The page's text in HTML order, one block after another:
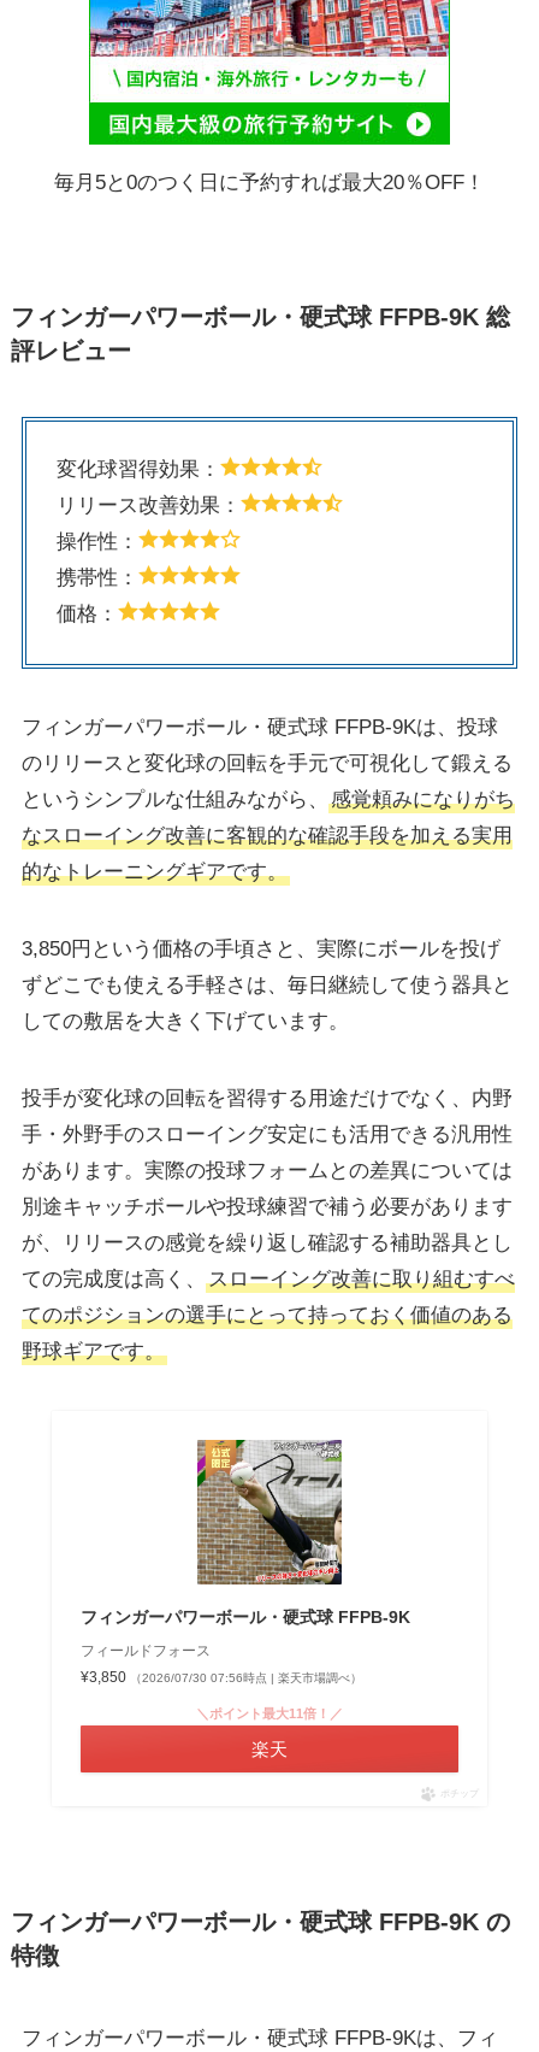
毎月5と0のつく日に予約すれば最大20％OFF！
フィンガーパワーボール・硬式球 FFPB-9K 総
評レビュー
変化球習得効果：
リリース改善効果：
操作性：
携帯性：
価格：
フィンガーパワーボール・硬式球 FFPB-9Kは、投球
のリリースと変化球の回転を手元で可視化して鍛える
というシンプルな仕組みながら、
感覚頼みになりがち
なスローイング改善に客観的な確認手段を加える実用
的なトレーニングギアです。
3,850円という価格の手頃さと、実際にボールを投げ
ずどこでも使える手軽さは、毎日継続して使う器具と
しての敷居を大きく下げています。
投手が変化球の回転を習得する用途だけでなく、内野
手・外野手のスローイング安定にも活用できる汎用性
があります。実際の投球フォームとの差異については
別途キャッチボールや投球練習で補う必要があります
が、リリースの感覚を繰り返し確認する補助器具とし
ての完成度は高く、
スローイング改善に取り組むすべ
てのポジションの選手にとって持っておく価値のある
野球ギアです。
フィンガーパワーボール・硬式球 FFPB-9K
フィールドフォース
¥3,850
（2026/07/30 07:56時点 | 楽天市場調べ）
＼ポイント最大11倍！／
楽天
ポチップ
フィンガーパワーボール・硬式球 FFPB-9K の
特徴
フィンガーパワーボール・硬式球 FFPB-9Kは、フィ